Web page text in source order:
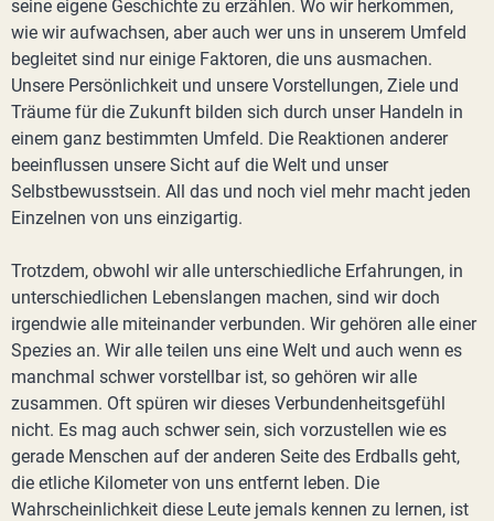
seine eigene Geschichte zu erzählen. Wo wir herkommen,
wie wir aufwachsen, aber auch wer uns in unserem Umfeld
begleitet sind nur einige Faktoren, die uns ausmachen.
Unsere Persönlichkeit und unsere Vorstellungen, Ziele und
Träume für die Zukunft bilden sich durch unser Handeln in
einem ganz bestimmten Umfeld. Die Reaktionen anderer
beeinflussen unsere Sicht auf die Welt und unser
Selbstbewusstsein. All das und noch viel mehr macht jeden
Einzelnen von uns einzigartig.
Trotzdem, obwohl wir alle unterschiedliche Erfahrungen, in
unterschiedlichen Lebenslangen machen, sind wir doch
irgendwie alle miteinander verbunden. Wir gehören alle einer
Spezies an. Wir alle teilen uns eine Welt und auch wenn es
manchmal schwer vorstellbar ist, so gehören wir alle
zusammen. Oft spüren wir dieses Verbundenheitsgefühl
nicht. Es mag auch schwer sein, sich vorzustellen wie es
gerade Menschen auf der anderen Seite des Erdballs geht,
die etliche Kilometer von uns entfernt leben. Die
Wahrscheinlichkeit diese Leute jemals kennen zu lernen, ist